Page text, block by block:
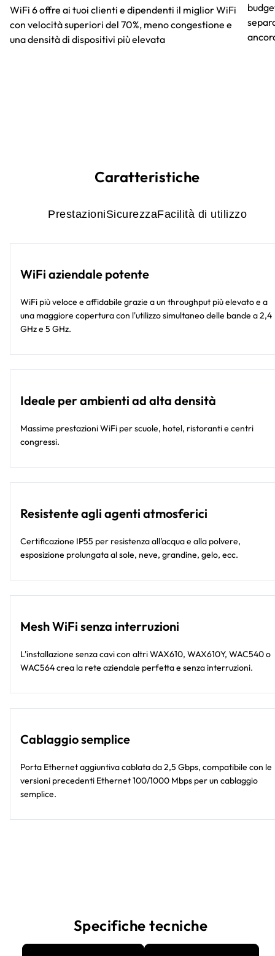
WiFi 6 offre ai tuoi clienti e dipendenti il miglior WiFi
con velocità superiori del 70%, meno congestione e
una densità di dispositivi più elevata
Caratteristiche
PrestazioniSicurezzaFacilità di utilizzo
WiFi aziendale potente
WiFi più veloce e affidabile grazie a un throughput più elevato e a
una maggiore copertura con l'utilizzo simultaneo delle bande a 2,4
GHz e 5 GHz.
Ideale per ambienti ad alta densità
Massime prestazioni WiFi per scuole, hotel, ristoranti e centri
congressi.
Resistente agli agenti atmosferici
Certificazione IP55 per resistenza all'acqua e alla polvere,
esposizione prolungata al sole, neve, grandine, gelo, ecc.
Mesh WiFi senza interruzioni
L'installazione senza cavi con altri WAX610, WAX610Y, WAC540 o
WAC564 crea la rete aziendale perfetta e senza interruzioni.
Cablaggio semplice
Porta Ethernet aggiuntiva cablata da 2,5 Gbps, compatibile con le
versioni precedenti Ethernet 100/1000 Mbps per un cablaggio
semplice.
Specifiche tecniche